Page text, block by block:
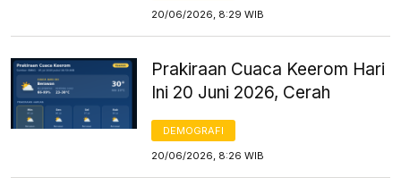
20/06/2026, 8:29 WIB
Prakiraan Cuaca Keerom Hari
Ini 20 Juni 2026, Cerah
DEMOGRAFI
20/06/2026, 8:26 WIB